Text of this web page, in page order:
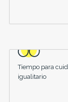
Tiempo para
igualitario